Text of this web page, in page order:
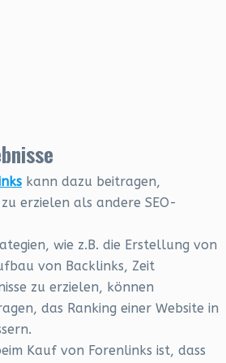
kann dazu beitragen,
erzielen als andere SEO-
wie z.B. die Erstellung von
von Backlinks, Zeit
zu erzielen, können
das Ranking einer Website in
Kauf von Forenlinks ist, dass